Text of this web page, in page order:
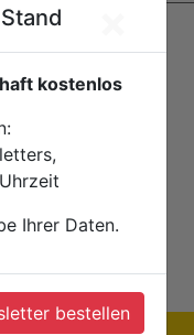
kostenlos
Ihrer Daten.
bestellen